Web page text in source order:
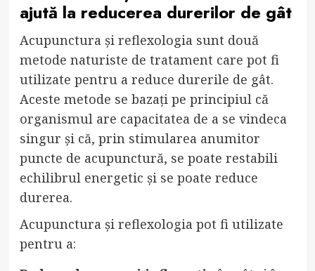
ajută la reducerea durerilor de gât
Acupunctura și reflexologia sunt două
metode naturiste de tratament care pot fi
utilizate pentru a reduce durerile de gât.
Aceste metode se bazați pe principiul că
organismul are capacitatea de a se vindeca
singur și că, prin stimularea anumitor
puncte de acupunctură, se poate restabili
echilibrul energetic și se poate reduce
durerea.
Acupunctura și reflexologia pot fi utilizate
pentru a: